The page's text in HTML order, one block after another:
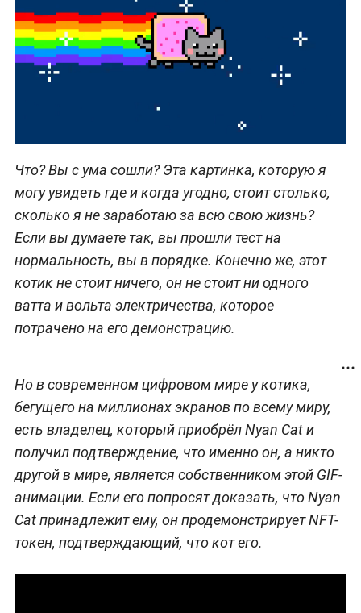
Что? Вы с ума сошли? Эта картинка, которую я
могу увидеть где и когда угодно, стоит столько,
сколько я не заработаю за всю свою жизнь?
Если вы думаете так, вы прошли тест на
нормальность, вы в порядке. Конечно же, этот
котик не стоит ничего, он не стоит ни одного
ватта и вольта электричества, которое
потрачено на его демонстрацию.
Но в современном цифровом мире у котика,
бегущего на миллионах экранов по всему миру,
есть владелец, который приобрёл Nyan Cat и
получил подтверждение, что именно он, а никто
другой в мире, является собственником этой GIF-
анимации. Если его попросят доказать, что Nyan
Cat принадлежит ему, он продемонстрирует NFT-
токен, подтверждающий, что кот его.